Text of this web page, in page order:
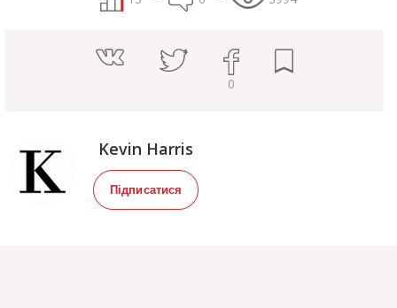
0
Kevin Harris
Підписатися